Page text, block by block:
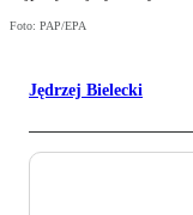
Foto: PAP/EPA
Jędrzej Bielecki